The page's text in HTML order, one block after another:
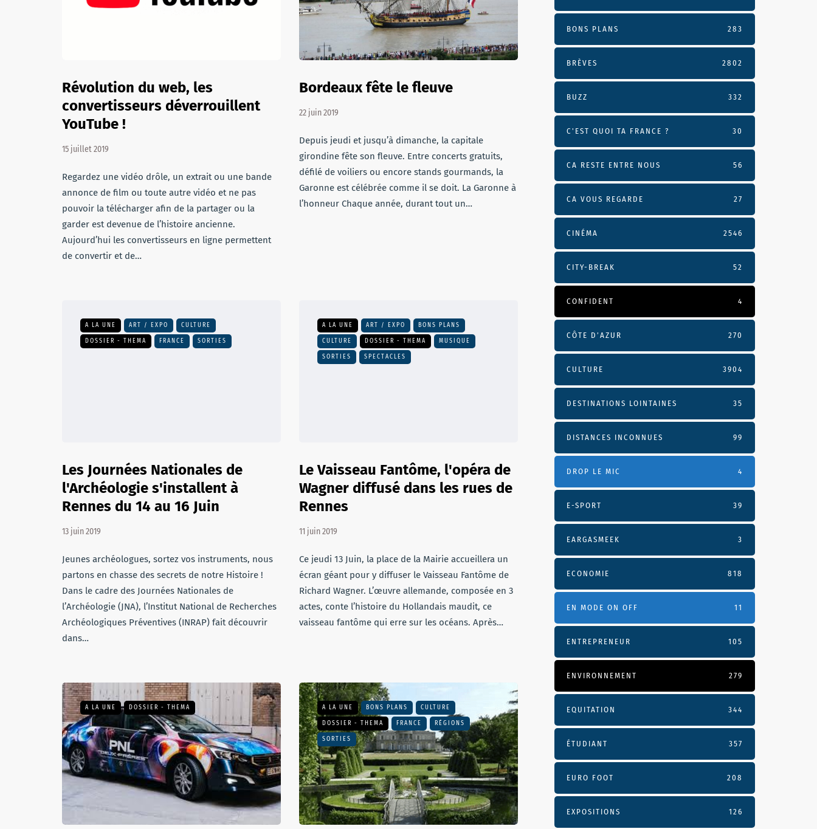
Révolution du web, les
convertisseurs déverrouillent
YouTube !
15 juillet 2019
Regardez une vidéo drôle, un extrait ou une bande
annonce de film ou toute autre vidéo et ne pas
pouvoir la télécharger afin de la partager ou la
garder est devenue de l’histoire ancienne.
Aujourd’hui les convertisseurs en ligne permettent
de convertir et de…
Bordeaux fête le fleuve
22 juin 2019
Depuis jeudi et jusqu’à dimanche, la capitale
girondine fête son fleuve. Entre concerts gratuits,
défilé de voiliers ou encore stands gourmands, la
Garonne est célébrée comme il se doit. La Garonne à
l’honneur Chaque année, durant tout un…
A LA UNE ART / EXPO CULTURE
DOSSIER - THEMA FRANCE SORTIES
Les Journées Nationales de
l'Archéologie s'installent à
Rennes du 14 au 16 Juin
13 juin 2019
Jeunes archéologues, sortez vos instruments, nous
partons en chasse des secrets de notre Histoire !
Dans le cadre des Journées Nationales de
l’Archéologie (JNA), l’Institut National de Recherches
Archéologiques Préventives (INRAP) fait découvrir
dans…
A LA UNE ART / EXPO BONS PLANS
CULTURE DOSSIER - THEMA MUSIQUE
SORTIES SPECTACLES
Le Vaisseau Fantôme, l'opéra de
Wagner diffusé dans les rues de
Rennes
11 juin 2019
Ce jeudi 13 Juin, la place de la Mairie accueillera un
écran géant pour y diffuser le Vaisseau Fantôme de
Richard Wagner. L’œuvre allemande, composée en 3
actes, conte l’histoire du Hollandais maudit, ce
vaisseau fantôme qui erre sur les océans. Après…
A LA UNE DOSSIER - THEMA A LA UNE BONS PLANS CULTURE
DOSSIER - THEMA FRANCE RÉGIONS
SORTIES
BONS PLANS 283
BRÈVES 2802
BUZZ 332
C'EST QUOI TA FRANCE ? 30
CA RESTE ENTRE NOUS 56
CA VOUS REGARDE 27
CINÉMA 2546
CITY-BREAK 52
CONFIDENT 4
CÔTE D’AZUR 270
CULTURE 3904
DESTINATIONS LOINTAINES 35
DISTANCES INCONNUES 99
DROP LE MIC 4
E-SPORT 39
EARGASMEEK 3
ECONOMIE 818
EN MODE ON OFF 11
ENTREPRENEUR 105
ENVIRONNEMENT 279
EQUITATION 344
ÉTUDIANT 357
EURO FOOT 208
EXPOSITIONS 126